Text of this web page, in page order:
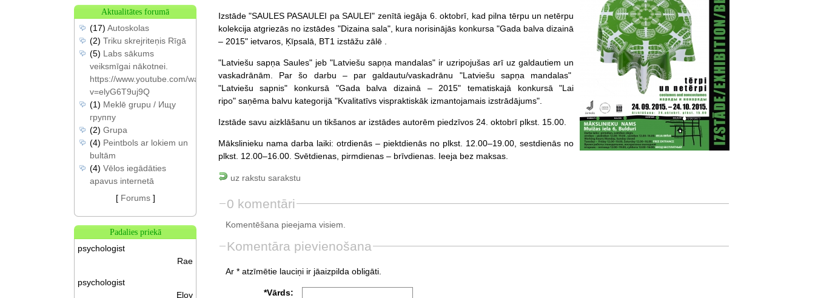
Izstāde "SAULES PASAULEI pa SAULEI" zenītā iegāja 6. oktobrī, kad pilna tērpu un netērpu
kolekcija atgriezās no izstādes "Dizaina sala", kura norisinājās konkursa "Gada balva dizainā
– 2015" ietvaros, Ķīpsalā, BT1 izstāžu zālē .
"Latviešu sapņa Saules" jeb "Latviešu sapņa mandalas" ir uzripojušas arī uz galdautiem un
vaskadrānām. Par šo darbu – par galdautu/vaskadrānu "Latviešu sapņa mandalas"
"Latviešu sapnis" konkursā "Gada balva dizainā – 2015" tematiskajā konkursā "Lai
ripo" saņēma balvu kategorijā "Kvalitatīvs vispraktiskāk izmantojamais izstrādājums".
Izstāde savu aizklāšanu un tikšanos ar izstādes autorēm piedzīvos 24. oktobrī plkst. 15.00.
Mākslinieku nama darba laiki: otrdienās – piektdienās no plkst. 12.00–19.00, sestdienās no
plkst. 12.00–16.00. Svētdienas, pirmdienas – brīvdienas. Ieeja bez maksas.
uz rakstu sarakstu
0 komentāri
Komentēšana pieejama visiem.
Komentāra pievienošana
Ar * atzīmētie lauciņi ir jāaizpilda obligāti.
*Vārds:
Aktualitātes forumā
(17) Autoskolas
(2) Triku skrejriteņis Rīgā
(5) Labs sākums
veiksmīgai nākotnei.
https://www.youtube.com/watch?
v=elyG6T9uj9Q
(1) Meklē grupu / Ищу
группу
(2) Grupa
(4) Peintbols ar lokiem un
bultām
(4) Vēlos iegādāties
apavus internetā
[ Forums]
Padalies priekā
psychologist
Rae
psychologist
Eloy